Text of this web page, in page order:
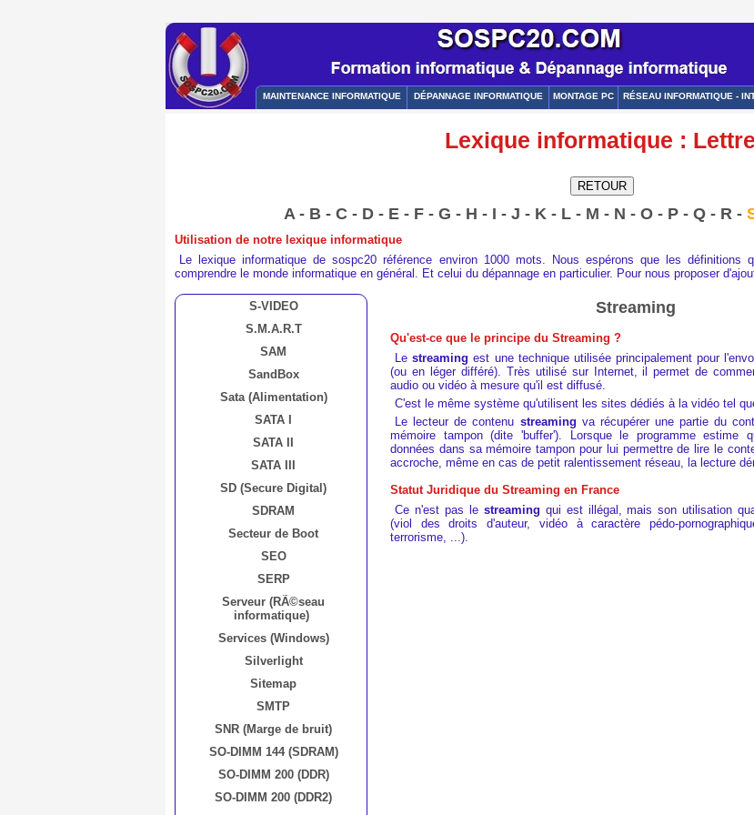
MAINTENANCE INFORMATIQUE DÉPANNAGE INFORMATIQUE MONTAGE PC RÉSEAU INFORMATIQUE -
Lexique informatique :
A- B- C- D- E- F- G - H - I - J - K- L- M - N - O- P- Q- R-
Utilisation de notre lexique informatique
Le lexique informatique de sospc20 référence environ 1000 mots. Nous espérons que les définitions
comprendre le monde informatique en général. Et celui du dépannage en particulier. Pour nous proposer
S-VIDEO
S.M.A.R.T
SAM
SandBox
Sata (Alimentation)
SATA I
SATA II
SATA III
SD (Secure Digital)
SDRAM
Secteur de Boot
SEO
SERP
Serveur (RÃ©seau
informatique)
Services (Windows)
Silverlight
Sitemap
SMTP
SNR (Marge de bruit)
SO-DIMM 144 (SDRAM)
SO-DIMM 200 (DDR)
SO-DIMM 200 (DDR2)
Streaming
Qu'est-ce que le principe du Streaming ?
Lestreaming est une technique utilisée principalement pour
(ou en léger différé). Très utilisé sur Internet, il permet de
audio ou vidéo à mesure qu'il est diffusé.
C'est le même système qu'utilisent les sites dédiés à la vidéo tel
Le lecteur de contenu streaming va récupérer une partie du
mémoire tampon (dite 'buffer'). Lorsque le programme estime
données dans sa mémoire tampon pour lui permettre de lire le
accroche, même en cas de petit ralentissement réseau, la lecture
Statut Juridique du Streaming en France
Ce n'est pas le streaming qui est illégal, mais son utilisation
(viol des droits d'auteur, vidéo à caractère pédo-
terrorisme, ...).